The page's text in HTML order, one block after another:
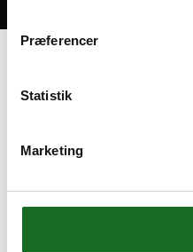
Præferencer
Statistik
Marketing